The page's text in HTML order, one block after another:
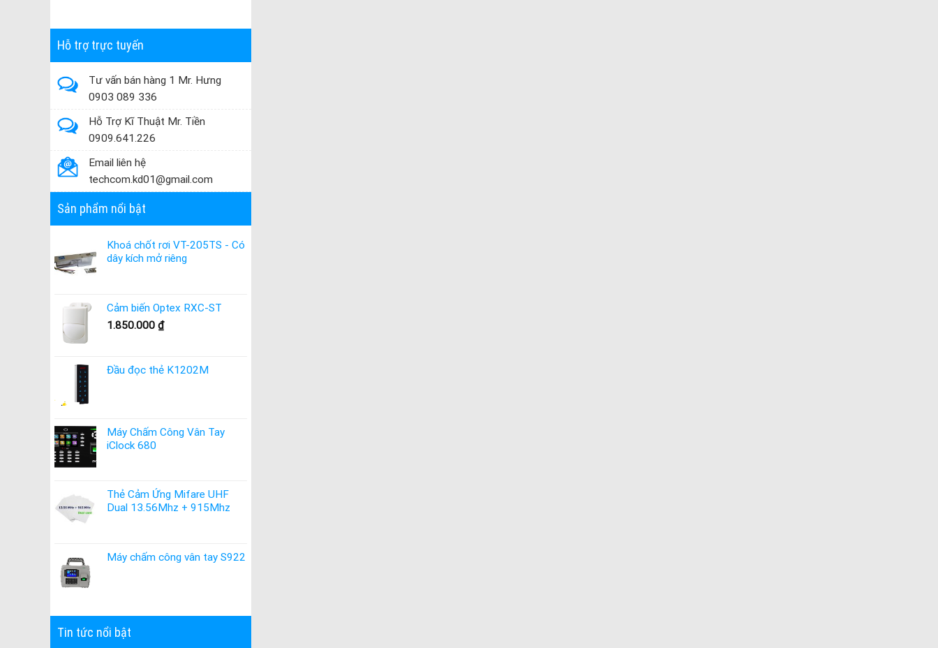
Hỗ trợ trực tuyến
Tư vấn bán hàng 1 Mr. Hưng
0903 089 336
Hỗ Trợ Kĩ Thuật Mr. Tiền
0909.641.226
Email liên hệ
techcom.kd01@gmail.com
Sản phẩm nổi bật
Khoá chốt rơi VT-205TS - Có
dây kích mở riêng
Cảm biến Optex RXC-ST
1.850.000 ₫
Đầu đọc thẻ K1202M
Máy Chấm Công Vân Tay
iClock 680
Thẻ Cảm Ứng Mifare UHF
Dual 13.56Mhz + 915Mhz
Máy chấm công vân tay S922
Tin tức nổi bật